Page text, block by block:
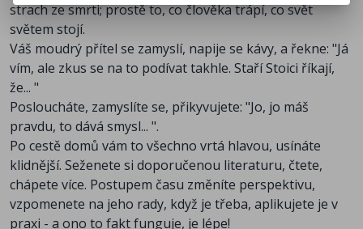
strach ze smrti; prostě to, co člověka trápí, co svět
světem stojí.
Váš moudrý přítel se zamyslí, napije se kávy, a řekne: "Já
vím, ale zkus se na to podívat takhle. Staří Stoici říkají,
že... "
Posloucháte, zamyslíte se, přikyvujete: "Jo, jo máš
pravdu, to dává smysl... ".
Po cestě domů vám to všechno vrtá hlavou, usínáte
klidnější. Seženete si doporučenou literaturu, čtete,
chápete více. Postupem času změníte perspektivu,
vzpomenete na jeho rady, když je třeba, aplikujete je v
praxi - a ono to fakt funguje, je lépe!